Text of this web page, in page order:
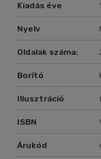
Kiadás éve
Nyelv
Oldalak száma:
Borító
Illusztráció
ISBN
Árukód